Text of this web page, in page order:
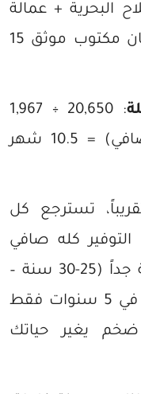
البحرية + عمالة
سعودية محترفة مدربة + ضمان مكتوب موثق 15
: 20,650 ÷ 1,967
(متوسط التوفير الشهري الصافي) = 10.5 شهر
تقريباً، تسترجع كل
كله صافي
100% لك ولعيالك لمدة طويلة جداً (25-30 سنة –
العمر الافتراضي للعزل الجيد)! في 5 سنوات فقط
مبلغ ضخم يغير حياتك